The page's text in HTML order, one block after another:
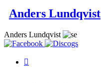
Anders Lundqvist
Anders Lundqvist